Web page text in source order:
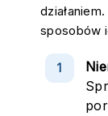
sposobów